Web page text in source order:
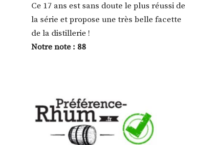
Ce 17 ans est sans doute le plus réussi de
la série et propose une très belle facette
de la distillerie !
Notre note : 88